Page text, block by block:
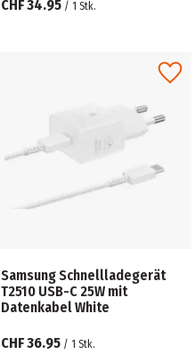
CHF 34.95 / 1 Stk.
Samsung Schnellladegerät
T2510 USB-C 25W mit
Datenkabel White
CHF 36.95 / 1 Stk.